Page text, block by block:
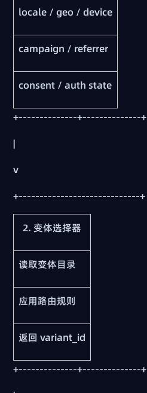
locale / geo / device
campaign / referrer
consent / auth state
+--------------+--------------+
|
v
+-----------------------------+
2. 变体选择器
读取变体目录
应用路由规则
返回 variant_id
+--------------+--------------+